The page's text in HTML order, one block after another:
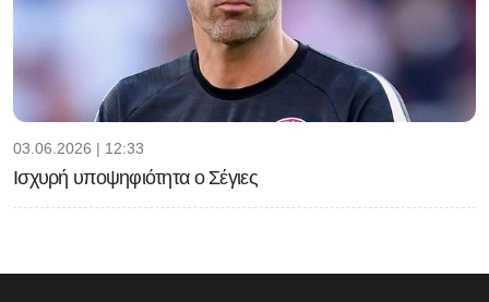
03.06.2026 | 12:33
Ισχυρή υποψηφιότητα ο Σέγιες